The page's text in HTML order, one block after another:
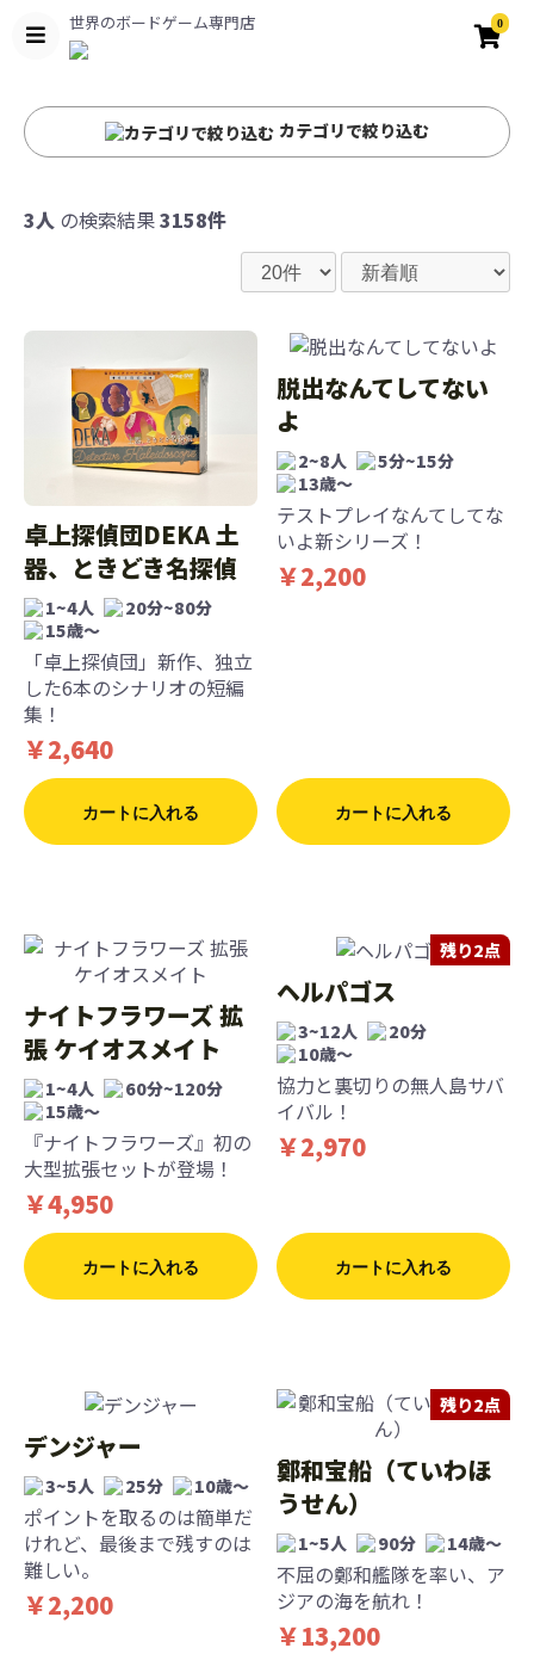
世界のボードゲーム専門店 0
カテゴリで絞り込む
3人 の検索結果3158件
卓上探偵団DEKA 土
器、ときどき名探偵
1~4人
20分~80分
15歳〜
「卓上探偵団」新作、独立
した6本のシナリオの短編
集！
￥2,640
カートに入れる
脱出なんてしてない
よ
2~8人
5分~15分
13歳〜
テストプレイなんてしてな
いよ新シリーズ！
￥2,200
カートに入れる
ナイトフラワーズ 拡
張 ケイオスメイト
1~4人
60分~120分
15歳〜
『ナイトフラワーズ』初の
大型拡張セットが登場！
￥4,950
カートに入れる
残り2点
ヘルパゴス
3~12人
20分
10歳〜
協力と裏切りの無人島サバ
イバル！
￥2,970
カートに入れる
デンジャー
3~5人 25分 10歳〜
ポイントを取るのは簡単だ
けれど、最後まで残すのは
難しい。
￥2,200
残り2点
鄭和宝船（ていわほ
うせん）
1~5人 90分 14歳〜
不屈の鄭和艦隊を率い、ア
ジアの海を航れ！
￥13,200